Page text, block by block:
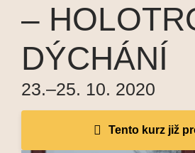
–
DÝCHÁNÍ
23.–25. 10. 2020
Tento kurz již